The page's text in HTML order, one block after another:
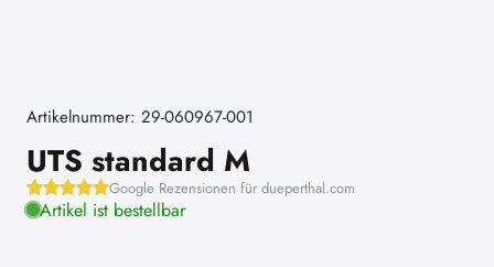
Artikelnummer: 29-060967-001
UTS standard M
Google Rezensionen für dueperthal.com
Artikel ist bestellbar